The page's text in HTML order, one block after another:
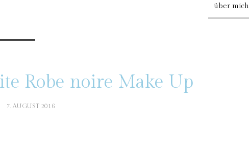
über mich
Robe noire Make Up
7. AUGUST 2016